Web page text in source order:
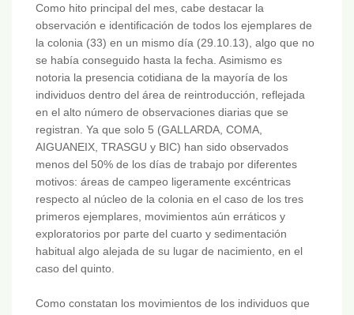
Como hito principal del mes, cabe destacar la
observación e identificación de todos los ejemplares de
la colonia (33) en un mismo día (29.10.13), algo que no
se había conseguido hasta la fecha. Asimismo es
notoria la presencia cotidiana de la mayoría de los
individuos dentro del área de reintroducción, reflejada
en el alto número de observaciones diarias que se
registran. Ya que solo 5 (GALLARDA, COMA,
AIGUANEIX, TRASGU y BIC) han sido observados
menos del 50% de los días de trabajo por diferentes
motivos: áreas de campeo ligeramente excéntricas
respecto al núcleo de la colonia en el caso de los tres
primeros ejemplares, movimientos aún erráticos y
exploratorios por parte del cuarto y sedimentación
habitual algo alejada de su lugar de nacimiento, en el
caso del quinto.
Como constatan los movimientos de los individuos que